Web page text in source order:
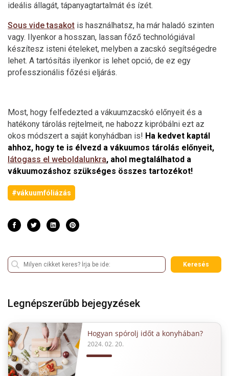
ideális állagát, tápanyagtartalmát és ízét.
Sous vide tasakot is használhatsz, ha már haladó szinten
vagy. Ilyenkor a hosszan, lassan főző technológiával
készítesz isteni ételeket, melyben a zacskó segítségedre
lehet. A tartósítás ilyenkor is lehet opció, de ez egy
professzionális főzési eljárás.
Most, hogy felfedezted a vákuumzacskó előnyeit és a
hatékony tárolás rejtelmeit, ne habozz kipróbálni ezt az
okos módszert a saját konyhádban is! Ha kedvet kaptál
ahhoz, hogy te is élvezd a vákuumos tárolás előnyeit,
látogass el weboldalunkra, ahol megtalálhatod a
vákuumozáshoz szükséges összes tartozékot!
#vákuumfóliázás
Keresés
Legnépszerűbb bejegyzések
Hogyan spórolj időt a konyhában?
2024. 02. 20.